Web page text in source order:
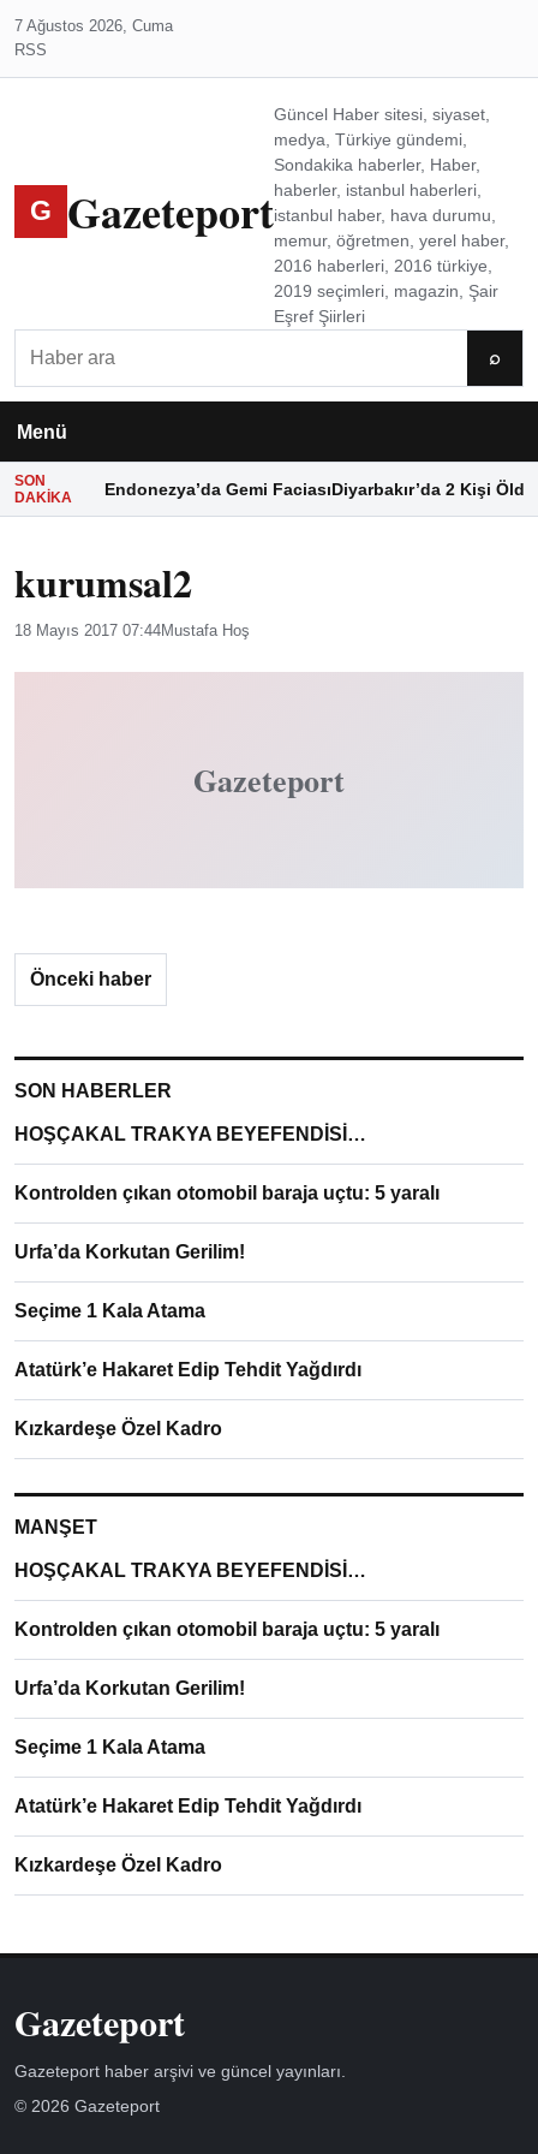
7 Ağustos 2026, Cuma
RSS
G Gazeteport
Güncel Haber sitesi, siyaset,
medya, Türkiye gündemi,
Sondakika haberler, Haber,
haberler, istanbul haberleri,
istanbul haber, hava durumu,
memur, öğretmen, yerel haber,
2016 haberleri, 2016 türkiye,
2019 seçimleri, magazin, Şair
Eşref Şiirleri
⌕
Menü
SON
DAKIKA
Endonezya’da Gemi FaciasıDiyarbakır’da 2 Kişi Öldü
kurumsal2
18 Mayıs 2017 07:44Mustafa Hoş
Gazeteport
Önceki haber
SON HABERLER
HOŞÇAKAL TRAKYA BEYEFENDİSİ…
Kontrolden çıkan otomobil baraja uçtu: 5 yaralı
Urfa’da Korkutan Gerilim!
Seçime 1 Kala Atama
Atatürk’e Hakaret Edip Tehdit Yağdırdı
Kızkardeşe Özel Kadro
MANŞET
HOŞÇAKAL TRAKYA BEYEFENDİSİ…
Kontrolden çıkan otomobil baraja uçtu: 5 yaralı
Urfa’da Korkutan Gerilim!
Seçime 1 Kala Atama
Atatürk’e Hakaret Edip Tehdit Yağdırdı
Kızkardeşe Özel Kadro
Gazeteport
Gazeteport haber arşivi ve güncel yayınları.
© 2026 Gazeteport